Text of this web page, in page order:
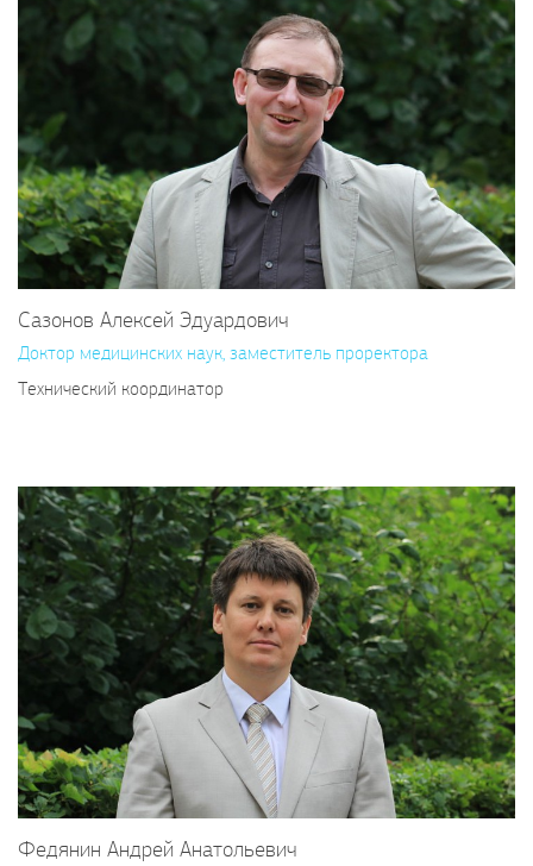
Сазонов Алексей Эдуардович
Доктор медицинских наук, заместитель проректора
Технический координатор
Федянин Андрей Анатольевич